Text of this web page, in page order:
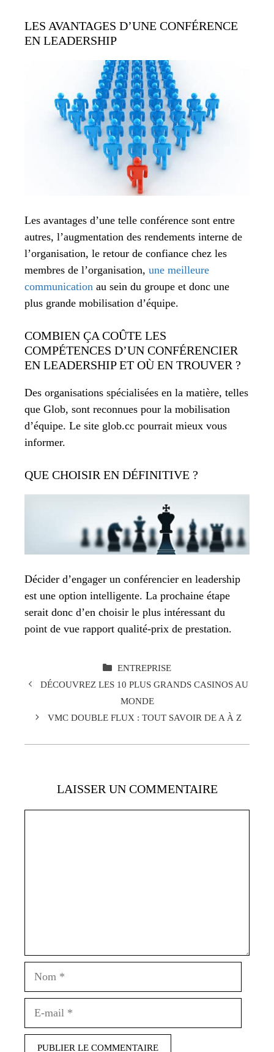
LES AVANTAGES D’UNE CONFÉRENCE
EN LEADERSHIP
Les avantages d’une telle conférence sont entre
autres, l’augmentation des rendements interne de
l’organisation, le retour de confiance chez les
membres de l’organisation, une meilleure
communication au sein du groupe et donc une
plus grande mobilisation d’équipe.
COMBIEN ÇA COÛTE LES
COMPÉTENCES D’UN CONFÉRENCIER
EN LEADERSHIP ET OÙ EN TROUVER ?
Des organisations spécialisées en la matière, telles
que Glob, sont reconnues pour la mobilisation
d’équipe. Le site glob.cc pourrait mieux vous
informer.
QUE CHOISIR EN DÉFINITIVE ?
Décider d’engager un conférencier en leadership
est une option intelligente. La prochaine étape
serait donc d’en choisir le plus intéressant du
point de vue rapport qualité-prix de prestation.
CATÉGORIES
ENTREPRISE
DÉCOUVREZ LES 10 PLUS GRANDS CASINOS AU
MONDE
VMC DOUBLE FLUX : TOUT SAVOIR DE A À Z
LAISSER UN COMMENTAIRE